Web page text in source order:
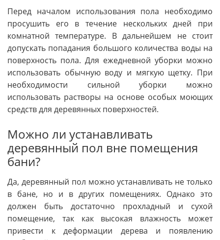
Перед началом использования пола необходимо
просушить его в течение нескольких дней при
комнатной температуре. В дальнейшем не стоит
допускать попадания большого количества воды на
поверхность пола. Для ежедневной уборки можно
использовать обычную воду и мягкую щетку. При
необходимости сильной уборки можно
использовать растворы на основе особых моющих
средств для деревянных поверхностей.
Можно ли устанавливать
деревянный пол вне помещения
бани?
Да, деревянный пол можно устанавливать не только
в бане, но и в других помещениях. Однако это
должен быть достаточно прохладный и сухой
помещение, так как высокая влажность может
привести к деформации дерева и появлению